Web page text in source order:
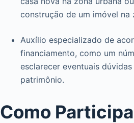
construção de um imóvel na
Auxílio especializado de
financiamento, como um
esclarecer eventuais
patrimônio.
Como